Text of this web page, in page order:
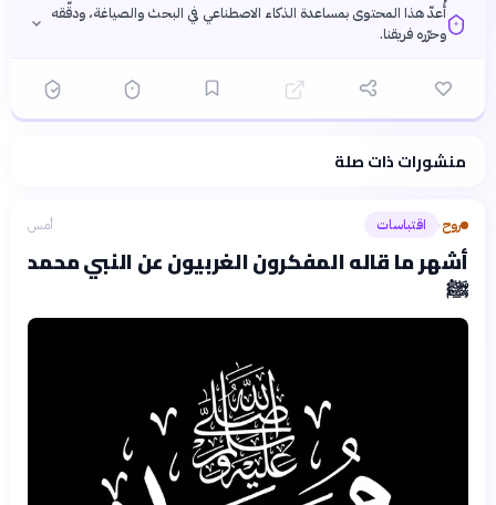
أُعدّ هذا المحتوى بمساعدة الذكاء الاصطناعي في البحث والصياغة، ودقّقه
وحرّره فريقنا.
فلسفتنا المعرفية· سياسة الذكاء الاصطناعيمنشورات ذات صلة
روح› اقتباسات أمس
أشهر ما قاله المفكرون الغربيون عن النبي محمد
ﷺ